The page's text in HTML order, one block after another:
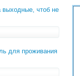
выходные, чтоб не
для проживания